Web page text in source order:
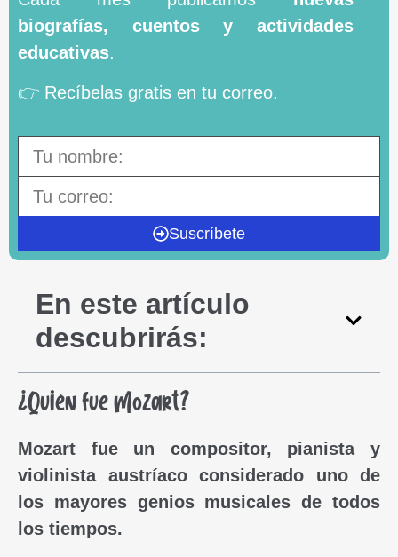
biografías, cuentos y actividades
educativas.
👉 Recíbelas gratis en tu correo.
Suscríbete
En este artículo
descubrirás:
¿Quién fue Mozart?
Mozart fue un compositor, pianista y
violinista austríaco considerado uno de
los mayores genios musicales de todos
los tiempos.